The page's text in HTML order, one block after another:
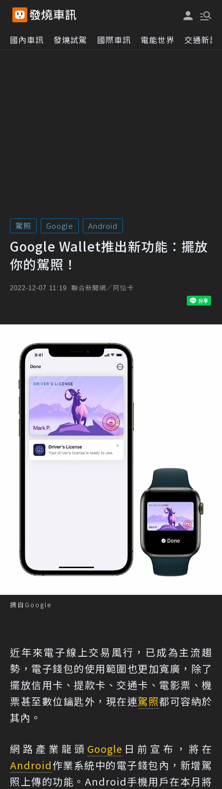
國內車訊 發燒試駕 國際車訊 電能世界 交通新訊
駕照 Google Android
Google Wallet推出新功能：擺放
你的駕照！
2022-12-07 11:19 聯合新聞網／阿恰卡
摘自Google
近年來電子線上交易風行，已成為主流趨
勢，電子錢包的使用範圍也更加寬廣，除了
擺放信用卡、提款卡、交通卡、電影票、機
票甚至數位鑰匙外，現在連駕照都可容納於
其內。
網路產業龍頭 Google 日前宣布，將在
Android作業系統中的電子錢包內，新增駕
照上傳的功能。Android手機用戶在本月將